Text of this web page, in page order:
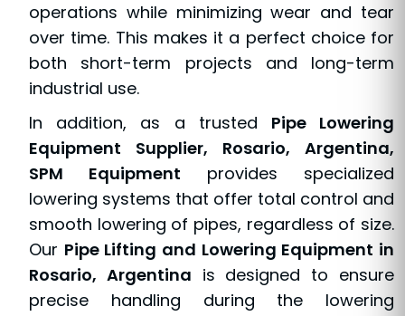
operations while minimizing wear and tear
over time. This makes it a perfect choice for
both short-term projects and long-term
industrial use.
In addition, as a trusted Pipe Lowering
Equipment Supplier, Rosario, Argentina,
SPM Equipment provides specialized
lowering systems that offer total control and
smooth lowering of pipes, regardless of size.
Our Pipe Lifting and Lowering Equipment in
Rosario, Argentina is designed to ensure
precise handling during the lowering